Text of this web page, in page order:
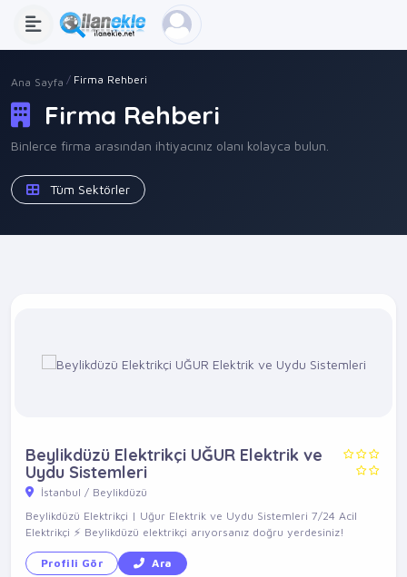
Ana Sayfa Firma Rehberi
Firma Rehberi
Binlerce firma arasından ihtiyacınız olanı kolayca bulun.
Tüm Sektörler
Beylikdüzü Elektrikçi UĞUR Elektrik ve
Uydu Sistemleri
İstanbul / Beylikdüzü
Beylikdüzü Elektrikçi | Uğur Elektrik ve Uydu Sistemleri 7/24 Acil
Elektrikçi ⚡ Beylikdüzü elektrikçi arıyorsanız doğru yerdesiniz!
Profili Gör Ara